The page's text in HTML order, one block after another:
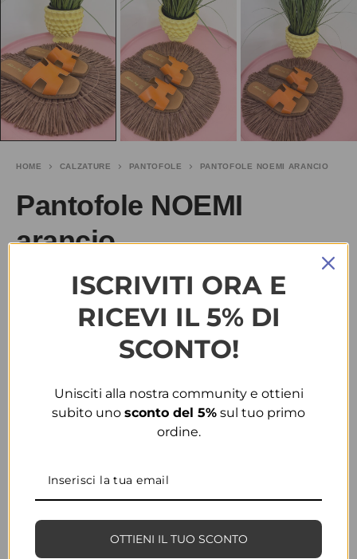
HOME CALZATURE PANTOFOLE PANTOFOLE NOEMI ARANCIO
Pantofole NOEMI
arancio
38 39 41
COLORE
ISCRIVITI ORA E
RICEVI IL 5% DI
SCONTO!
Unisciti alla nostra community e ottieni
subito uno sconto del 5% sul tuo primo
ordine.
OTTIENI IL TUO SCONTO